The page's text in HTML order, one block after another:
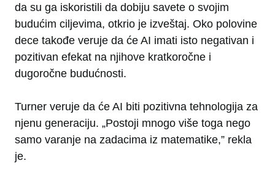
da su ga iskoristili da dobiju savete o svojim
budućim ciljevima, otkrio je izveštaj. Oko polovine
dece takođe veruje da će AI imati isto negativan i
pozitivan efekat na njihove kratkoročne i
dugoročne budućnosti.
Turner veruje da će AI biti pozitivna tehnologija za
njenu generaciju. „Postoji mnogo više toga nego
samo varanje na zadacima iz matematike,” rekla
je.